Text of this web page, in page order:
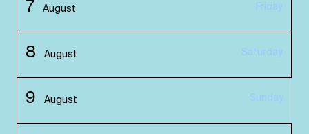
7 August Friday
8 August Saturday
9 August Sunday